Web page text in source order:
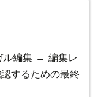
編集 → 編集レ
するための最終